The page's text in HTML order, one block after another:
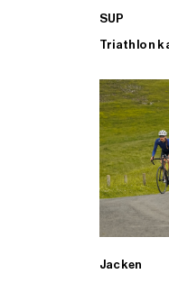
SUP
Triathlon
Jacken